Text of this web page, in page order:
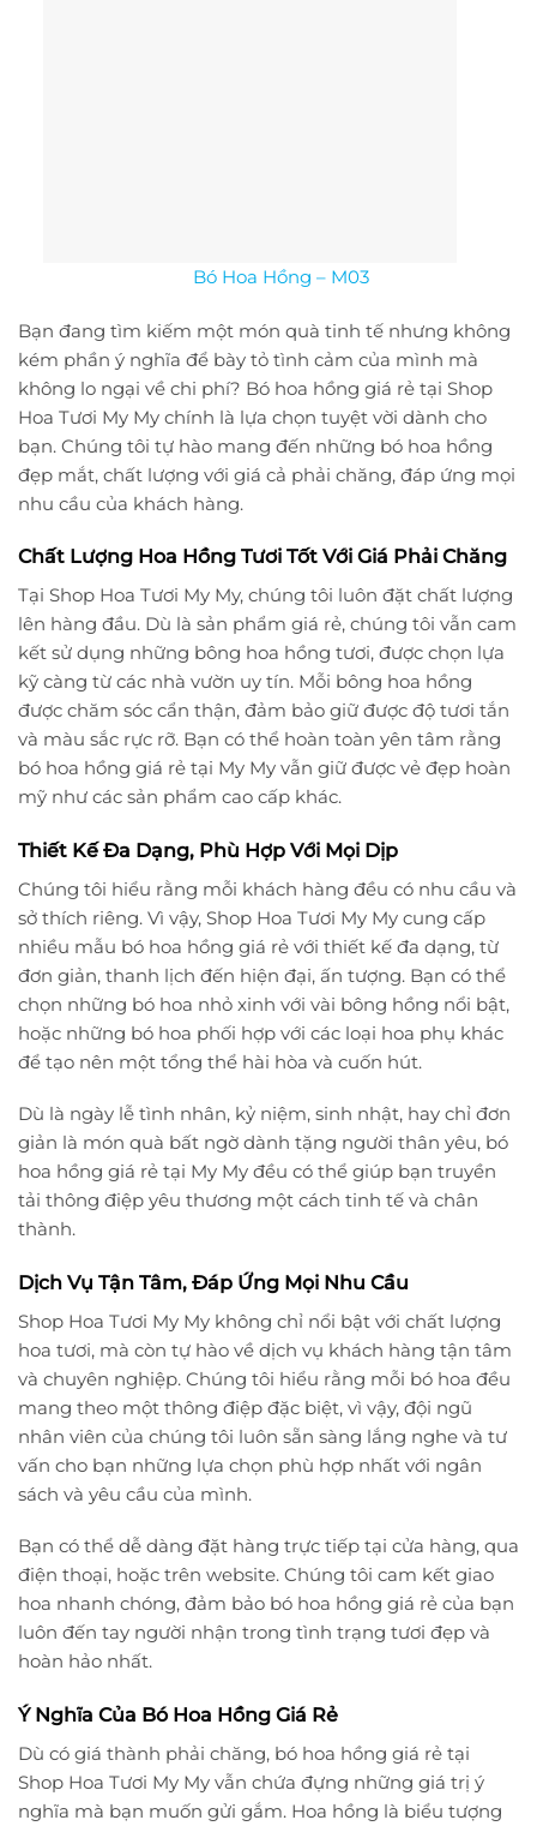
Bó Hoa Hồng – M03
Bạn đang tìm kiếm một món quà tinh tế nhưng không
kém phần ý nghĩa để bày tỏ tình cảm của mình mà
không lo ngại về chi phí? Bó hoa hồng giá rẻ tại Shop
Hoa Tươi My My chính là lựa chọn tuyệt vời dành cho
bạn. Chúng tôi tự hào mang đến những bó hoa hồng
đẹp mắt, chất lượng với giá cả phải chăng, đáp ứng mọi
nhu cầu của khách hàng.
Chất Lượng Hoa Hồng Tươi Tốt Với Giá Phải Chăng
Tại Shop Hoa Tươi My My, chúng tôi luôn đặt chất lượng
lên hàng đầu. Dù là sản phẩm giá rẻ, chúng tôi vẫn cam
kết sử dụng những bông hoa hồng tươi, được chọn lựa
kỹ càng từ các nhà vườn uy tín. Mỗi bông hoa hồng
được chăm sóc cẩn thận, đảm bảo giữ được độ tươi tắn
và màu sắc rực rỡ. Bạn có thể hoàn toàn yên tâm rằng
bó hoa hồng giá rẻ tại My My vẫn giữ được vẻ đẹp hoàn
mỹ như các sản phẩm cao cấp khác.
Thiết Kế Đa Dạng, Phù Hợp Với Mọi Dịp
Chúng tôi hiểu rằng mỗi khách hàng đều có nhu cầu và
sở thích riêng. Vì vậy, Shop Hoa Tươi My My cung cấp
nhiều mẫu bó hoa hồng giá rẻ với thiết kế đa dạng, từ
đơn giản, thanh lịch đến hiện đại, ấn tượng. Bạn có thể
chọn những bó hoa nhỏ xinh với vài bông hồng nổi bật,
hoặc những bó hoa phối hợp với các loại hoa phụ khác
để tạo nên một tổng thể hài hòa và cuốn hút.
Dù là ngày lễ tình nhân, kỷ niệm, sinh nhật, hay chỉ đơn
giản là món quà bất ngờ dành tặng người thân yêu, bó
hoa hồng giá rẻ tại My My đều có thể giúp bạn truyền
tải thông điệp yêu thương một cách tinh tế và chân
thành.
Dịch Vụ Tận Tâm, Đáp Ứng Mọi Nhu Cầu
Shop Hoa Tươi My My không chỉ nổi bật với chất lượng
hoa tươi, mà còn tự hào về dịch vụ khách hàng tận tâm
và chuyên nghiệp. Chúng tôi hiểu rằng mỗi bó hoa đều
mang theo một thông điệp đặc biệt, vì vậy, đội ngũ
nhân viên của chúng tôi luôn sẵn sàng lắng nghe và tư
vấn cho bạn những lựa chọn phù hợp nhất với ngân
sách và yêu cầu của mình.
Bạn có thể dễ dàng đặt hàng trực tiếp tại cửa hàng, qua
điện thoại, hoặc trên website. Chúng tôi cam kết giao
hoa nhanh chóng, đảm bảo bó hoa hồng giá rẻ của bạn
luôn đến tay người nhận trong tình trạng tươi đẹp và
hoàn hảo nhất.
Ý Nghĩa Của Bó Hoa Hồng Giá Rẻ
Dù có giá thành phải chăng, bó hoa hồng giá rẻ tại
Shop Hoa Tươi My My vẫn chứa đựng những giá trị ý
nghĩa mà bạn muốn gửi gắm. Hoa hồng là biểu tượng